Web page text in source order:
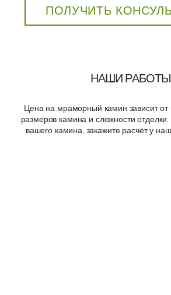
ПОЛУЧИТЬ
НАШИ РАБОТЫ
Цена на мраморный камин зависит
размеров камина и сложности
вашего камина, закажите расчёт у